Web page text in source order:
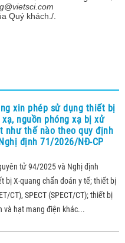
Quý khách./.
xin phép sử dụng thiết bị
xạ, nguồn phóng xạ bị xử
như thế nào theo quy định
định 71/2026/NĐ-CP
tử 94/2025 và Nghị định
bị X-quang chẩn đoán y tế; thiết bị
CT), SPECT (SPECT/CT); thiết bị
và hạt mang điện khác...